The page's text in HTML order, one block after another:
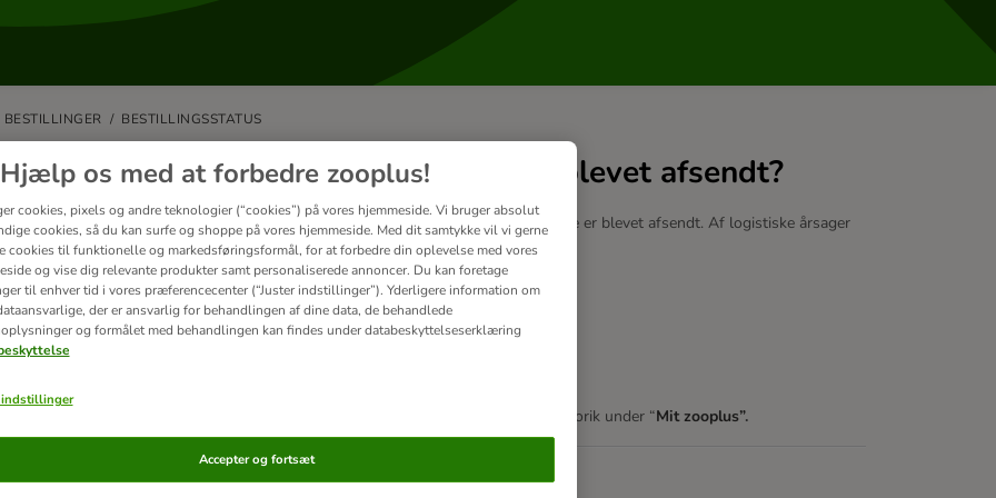
BESTILLINGER BESTILLINGSSTATUS
ved jeg hvornår min bestilling er blevet afsendt?
din pakke har forladt vores lager, vil vi sende en e-mail der bekræfter, at din pakke er blevet afsendt. Af logistiske årsager
bestilling blive afsendt i flere pakker og ikke på samme tid.
om afsendelsen af pakken vil indholde alle de vigtige detaljer såsom:
mange pakker du skal forvente
link til dit tracking ID
er en registreret kunde kan du også tjekke bestillingsstatussen i din bestillingshistorik under “Mit zooplus”.
Hjælp os med at forbedre zooplus!
cookies, pixels og andre teknologier (“cookies”) på vores hjemmeside. Vi bruger absolut
cookies, så du kan surfe og shoppe på vores hjemmeside. Med dit samtykke vil vi gerne
cookies til funktionelle og markedsføringsformål, for at forbedre din oplevelse med vores
og vise dig relevante produkter samt personaliserede annoncer. Du kan foretage
til enhver tid i vores præferencecenter (“Juster indstillinger”). Yderligere information om
der er ansvarlig for behandlingen af ​​dine data, de behandlede
og formålet med behandlingen kan findes under databeskyttelseserklæring
Accepter og fortsæt